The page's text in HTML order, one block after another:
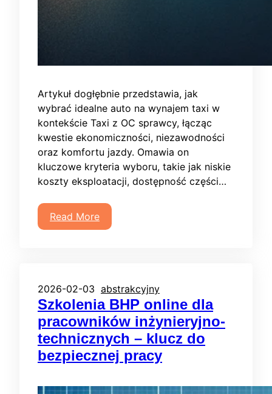
Artykuł dogłębnie przedstawia, jak
wybrać idealne auto na wynajem taxi w
kontekście Taxi z OC sprawcy, łącząc
kwestie ekonomiczności, niezawodności
oraz komfortu jazdy. Omawia on
kluczowe kryteria wyboru, takie jak niskie
koszty eksploatacji, dostępność części…
Read More
2026-02-03 abstrakcyjny
Szkolenia BHP online dla
pracowników inżynieryjno-
technicznych – klucz do
bezpiecznej pracy